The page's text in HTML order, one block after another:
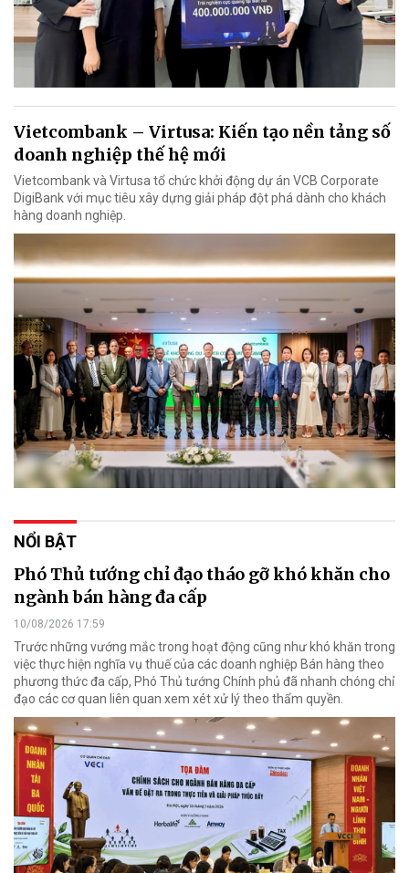
Vietcombank – Virtusa: Kiến tạo nền tảng số
doanh nghiệp thế hệ mới
Vietcombank và Virtusa tổ chức khởi động dự án VCB Corporate
DigiBank với mục tiêu xây dựng giải pháp đột phá dành cho khách
hàng doanh nghiệp.
NỔI BẬT
Phó Thủ tướng chỉ đạo tháo gỡ khó khăn cho
ngành bán hàng đa cấp
10/08/2026 17:59
Trước những vướng mắc trong hoạt động cũng như khó khăn trong
việc thực hiện nghĩa vụ thuế của các doanh nghiệp Bán hàng theo
phương thức đa cấp, Phó Thủ tướng Chính phủ đã nhanh chóng chỉ
đạo các cơ quan liên quan xem xét xử lý theo thẩm quyền.